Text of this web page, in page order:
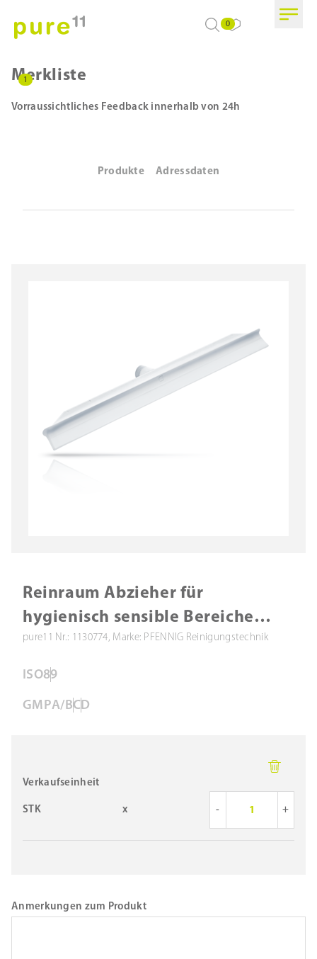
0
Merkliste
1
Vorraussichtliches Feedback innerhalb von 24h
Produkte Adressdaten
Reinraum Abzieher für
hygienisch sensible Bereiche
#3400715
pure11 Nr.: 1130774, Marke: PFENNIG Reinigungstechnik
ISO89
GMPA/BCD
Verkaufseinheit
STK x - +
Anmerkungen zum Produkt